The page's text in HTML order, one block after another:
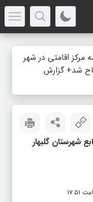
مرکز اقامتی در شهر
شد+ گزارش
شهرستان گلبهار